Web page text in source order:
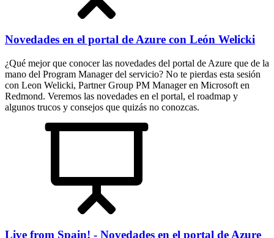
Novedades en el portal de Azure con León Welicki
¿Qué mejor que conocer las novedades del portal de Azure que de la
mano del Program Manager del servicio? No te pierdas esta sesión
con Leon Welicki, Partner Group PM Manager en Microsoft en
Redmond. Veremos las novedades en el portal, el roadmap y
algunos trucos y consejos que quizás no conozcas.
Live from Spain! - Novedades en el portal de Azure